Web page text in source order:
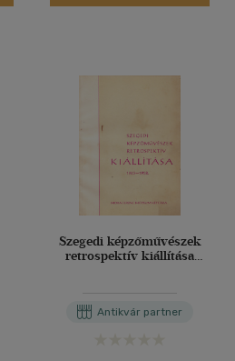
Szegedi képzőművészek
retrospektív kiállítása
Antikvár partner